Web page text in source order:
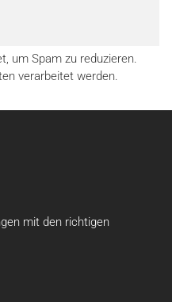
um Spam zu reduzieren.
verarbeitet werden.
mit den richtigen